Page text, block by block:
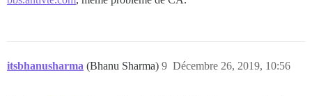
itsbhanusharma (Bhanu Sharma) Décembre 26, 2019, 10:56
9